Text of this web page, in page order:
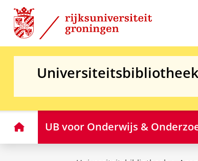
Skip
Content
Skip
Navigation
Universiteitsbibliotheek
HomeUB voor Onderwijs &